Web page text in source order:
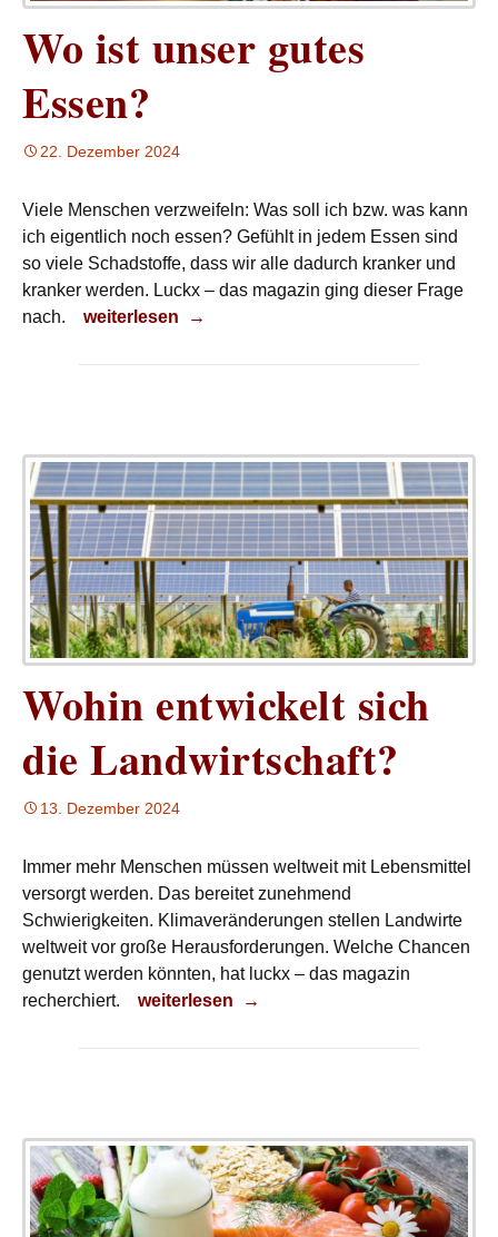
Wo ist unser gutes
Essen?
22. Dezember 2024
Viele Menschen verzweifeln: Was soll ich bzw. was kann
ich eigentlich noch essen? Gefühlt in jedem Essen sind
so viele Schadstoffe, dass wir alle dadurch kranker und
kranker werden. Luckx – das magazin ging dieser Frage
nach.
Wo ist unser gutes Essen?
weiterlesen →
Wohin entwickelt sich
die Landwirtschaft?
13. Dezember 2024
Immer mehr Menschen müssen weltweit mit Lebensmittel
versorgt werden. Das bereitet zunehmend
Schwierigkeiten. Klimaveränderungen stellen Landwirte
weltweit vor große Herausforderungen. Welche Chancen
genutzt werden könnten, hat luckx – das magazin
recherchiert.
Wohin entwickelt sich die Landwirtschaft?
weiterlesen →